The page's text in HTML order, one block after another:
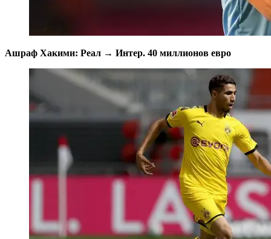
Ашраф Хакими: Реал → Интер. 40 миллионов евро